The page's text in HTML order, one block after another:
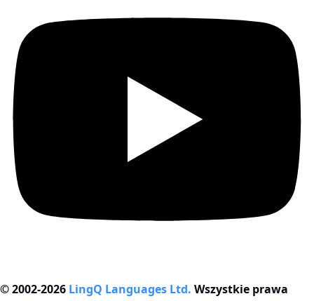
© 2002-2026 LingQ Languages Ltd. Wszystkie prawa